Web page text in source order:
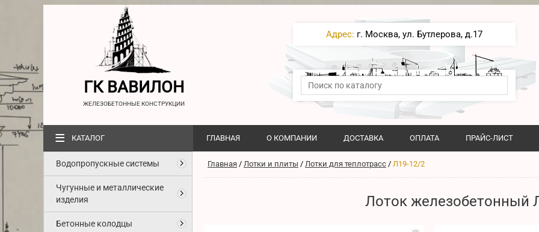
ГК ВАВИЛОН
ЖЕЛЕЗОБЕТОННЫЕ КОНСТРУКЦИИ
Адрес: г. Москва, ул. Бутлерова, д.17
≡ КАТАЛОГ ГЛАВНАЯ О КОМПАНИИ ДОСТАВКА ОПЛАТА ПРАЙС-ЛИСТ
Водопропускные системы
Чугунные и металлические
изделия
Бетонные колодцы
Главная / Лотки и плиты / Лотки для теплотрасс / Л19-12/2
Лоток железобетонный